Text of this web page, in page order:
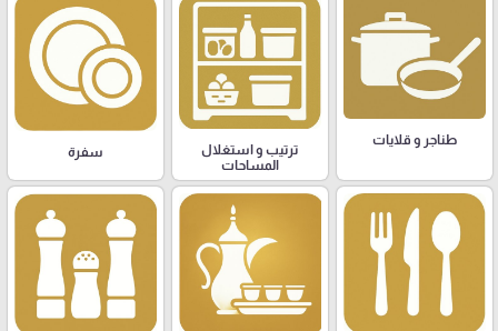
طناجر و قلايات
ترتيب و استغلال
المساحات
سفرة